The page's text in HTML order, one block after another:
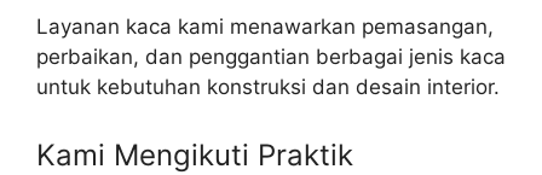
Layanan kaca kami menawarkan pemasangan,
perbaikan, dan penggantian berbagai jenis kaca
untuk kebutuhan konstruksi dan desain interior.
Kami Mengikuti Praktik